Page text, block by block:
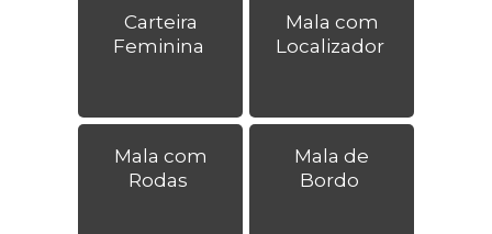
Carteira
Feminina
Mala com
Localizador
Mala com
Rodas
Mala de
Bordo